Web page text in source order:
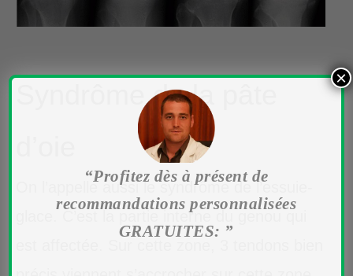
Syndrôme de la pâte
On l’appelle aussi le syndrôme de l’essuie-
glace. C’est la partie interne du genou qui
“Profitez dès à présent de
recommandations personnalisées
GRATUITES: ”
×